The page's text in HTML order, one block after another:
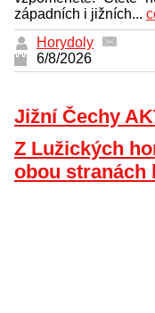
západních i jižních...
Horydoly
6/8/2026
Jižní Čechy
Z Lužických
obou stranách